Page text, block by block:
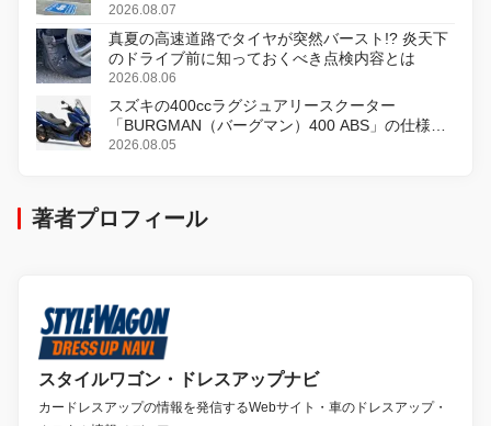
2026.08.07
真夏の高速道路でタイヤが突然バースト!? 炎天下
のドライブ前に知っておくべき点検内容とは
2026.08.06
スズキの400ccラグジュアリースクーター
「BURGMAN（バーグマン）400 ABS」の仕様を
変更し、8月18日に発売
2026.08.05
著者プロフィール
スタイルワゴン・ドレスアップナビ
カードレスアップの情報を発信するWebサイト・車のドレスアップ・